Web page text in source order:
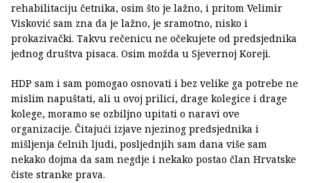
rehabilitaciju četnika, osim što je lažno, i pritom Velimir
Visković sam zna da je lažno, je sramotno, nisko i
prokazivački. Takvu rečenicu ne očekujete od predsjednika
jednog društva pisaca. Osim možda u Sjevernoj Koreji.
HDP sam i sam pomogao osnovati i bez velike ga potrebe ne
mislim napuštati, ali u ovoj prilici, drage kolegice i drage
kolege, moramo se ozbiljno upitati o naravi ove
organizacije. Čitajući izjave njezinog predsjednika i
mišljenja čelnih ljudi, posljednjih sam dana više sam
nekako dojma da sam negdje i nekako postao član Hrvatske
čiste stranke prava.